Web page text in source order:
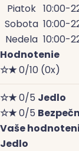
Piatok 10:00-
Sobota 10:00-
Nedela 10:00-
Hodnotenie
☆★0/10 (0x)
☆★0/5 Jedlo
☆★0/5
Vaše
Jedlo